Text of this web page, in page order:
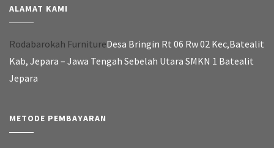
ALAMAT KAMI
Rodabarokah FurnitureDesa Bringin Rt 06 Rw 02 Kec,Batealit
Kab, Jepara – Jawa Tengah Sebelah Utara SMKN 1 Batealit
Jepara
METODE PEMBAYARAN